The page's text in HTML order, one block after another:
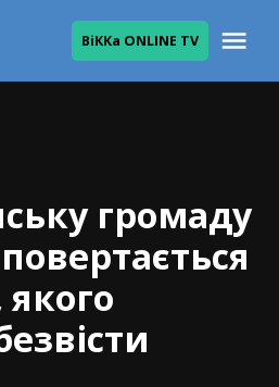
ВіККа ONLINE TV
громаду